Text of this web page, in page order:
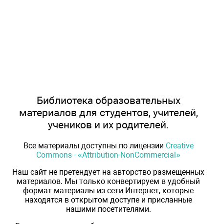
Библиотека образовательных
материалов для студентов, учителей,
учеников и их родителей.
Все материалы доступны по лицензии Creative
Commons - «Attribution-NonCommercial»
Наш сайт не претендует на авторство размещенных
материалов. Мы только конвертируем в удобный
формат материалы из сети Интернет, которые
находятся в открытом доступе и присланные
нашими посетителями.